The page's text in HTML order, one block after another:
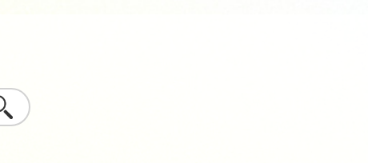
す